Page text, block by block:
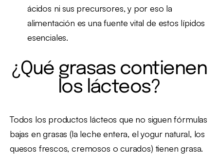
ácidos ni sus precursores, y por eso la
alimentación es una fuente vital de estos lípidos
esenciales.
¿Qué grasas contienen
los lácteos?
Todos los productos lácteos que no siguen fórmulas
bajas en grasas (la leche entera, el yogur natural, los
quesos frescos, cremosos o curados) tienen grasa.